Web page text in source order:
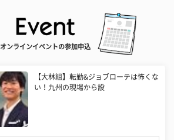
オンラインイベントの参加申込
【大林組】転勤&ジョブローテは怖くな
い！九州の現場から設